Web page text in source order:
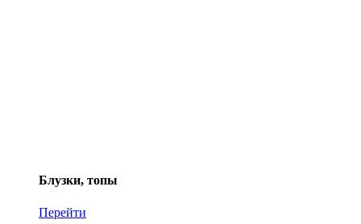
Блузки, топы
Перейти